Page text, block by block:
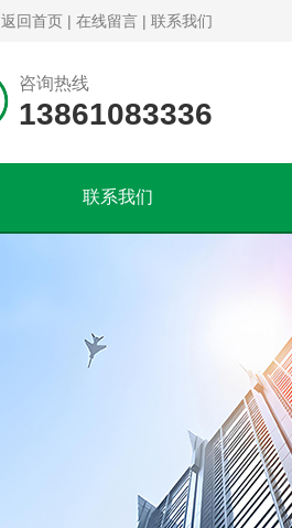
返回首页 | 在线留言 | 联系我们
咨询热线
13861083336
联系我们